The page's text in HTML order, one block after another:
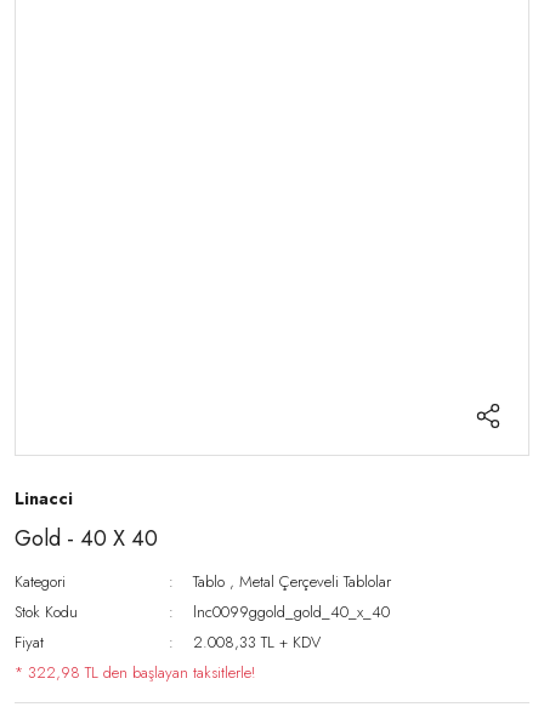
Linacci
Gold - 40 X 40
Kategori Tablo ,Metal Çerçeveli Tablolar
Stok Kodu
lnc0099ggold_gold_40_x_40
Fiyat
2.008,33 TL + KDV
* 322,98 TL den başlayan taksitlerle!